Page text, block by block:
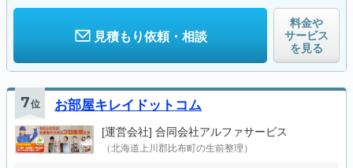
見積もり依頼・相談
料金や
サービス
を見る
7位 お部屋キレイドットコム
[運営会社] 合同会社アルファサービス
（北海道上川郡比布町の生前整理）